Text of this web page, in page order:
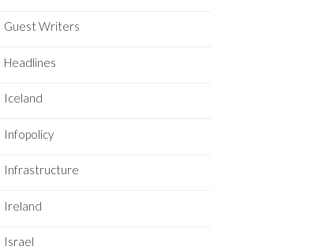
Guest Writers
Headlines
Iceland
Infopolicy
Infrastructure
Ireland
Israel